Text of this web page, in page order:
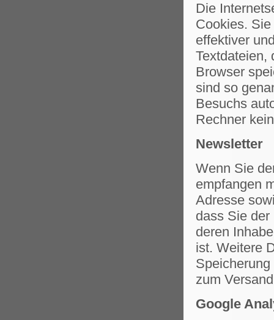
Die
Cookies.
effektiver
Textdateien,
Browser
sind so
Besuchs
Rechner
Newsletter
Wenn Sie
empfangen
Adresse
dass Sie
deren
ist. Weitere
zum
Google